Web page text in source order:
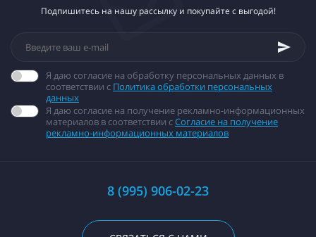
Подпишитесь на нашу рассылку и покупайте с выгодой!
Я даю согласие на обработку персональных данных в
соответствии с Политика обработки персональных
данных
Я даю согласие на получение рекламно-информационных
материалов в соответствии сСогласие на получение
рекламно-информационных материалов
8 (995) 906-02-23